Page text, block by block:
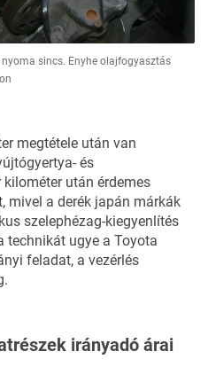
sincs. Enyhe olajfogyasztás
megtétele után van
és
után érdemes
mivel a derék japán márkák
szelephézag-kiegyenlítés
technikát ugye a Toyota
feladat, a vezérlés
irányadó árai